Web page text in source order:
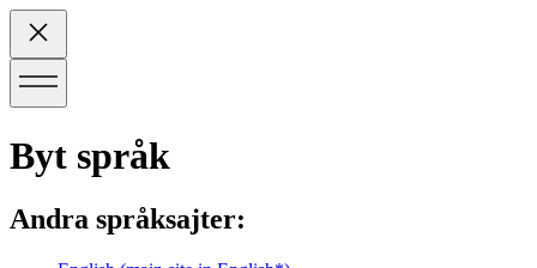
Byt språk
Andra språksajter: